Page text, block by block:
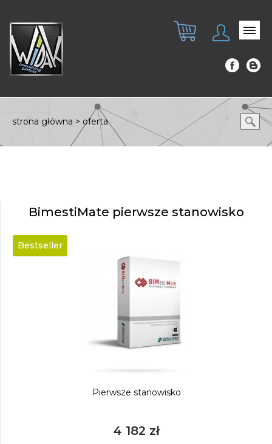
strona główna > oferta
BimestiMate pierwsze stanowisko
Bestseller
Pierwsze stanowisko
4 182 zł